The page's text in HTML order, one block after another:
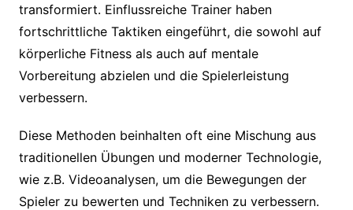
transformiert. Einflussreiche Trainer haben
fortschrittliche Taktiken eingeführt, die sowohl auf
körperliche Fitness als auch auf mentale
Vorbereitung abzielen und die Spielerleistung
verbessern.
Diese Methoden beinhalten oft eine Mischung aus
traditionellen Übungen und moderner Technologie,
wie z.B. Videoanalysen, um die Bewegungen der
Spieler zu bewerten und Techniken zu verbessern.